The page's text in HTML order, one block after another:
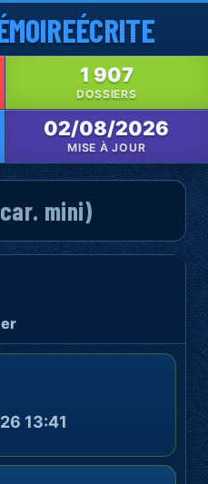
ÉCRITE
1 907
DOSSIERS
02/08/2026
MISE À JOUR
13:41